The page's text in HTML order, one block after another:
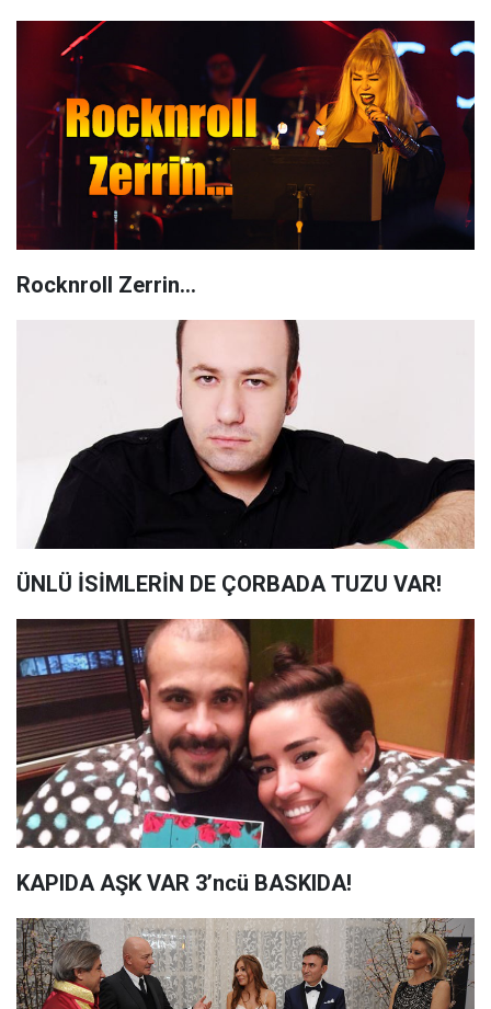
Rocknroll Zerrin...
ÜNLÜ İSİMLERİN DE ÇORBADA TUZU VAR!
KAPIDA AŞK VAR 3’ncü BASKIDA!